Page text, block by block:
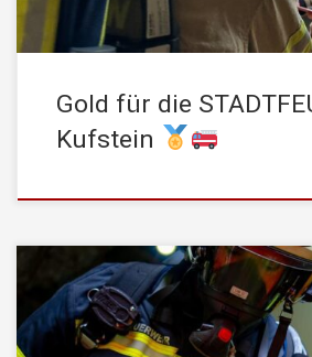
Gold für die
Kufstein
Am Samstag, den 20. April 2024, fand
Übungstag im Atemschutzstollen der